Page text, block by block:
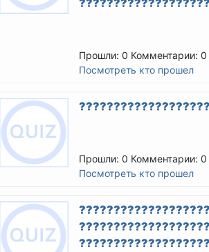
Прошли: 0 Комментарии: 0
Посмотреть кто прошел
Прошли: 0 Комментарии: 0
Посмотреть кто прошел